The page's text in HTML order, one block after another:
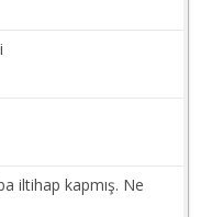
iltihap kapmış. Ne